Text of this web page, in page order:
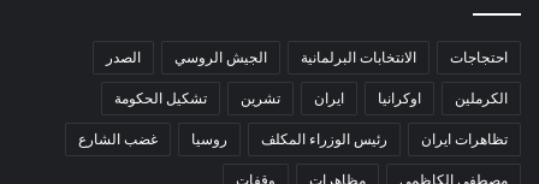
احتجاجات الانتخابات البرلمانية الجيش الروسي الصدر
الكرملين اوكرانيا ايران تشرين تشكيل الحكومة
تظاهرات ايران رئيس الوزراء المكلف روسيا غضب الشارع
مصطفى الكاظمي مظاهرات وقفات